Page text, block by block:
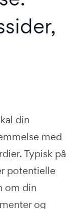
din
med
Typisk på
potentielle
om din
og